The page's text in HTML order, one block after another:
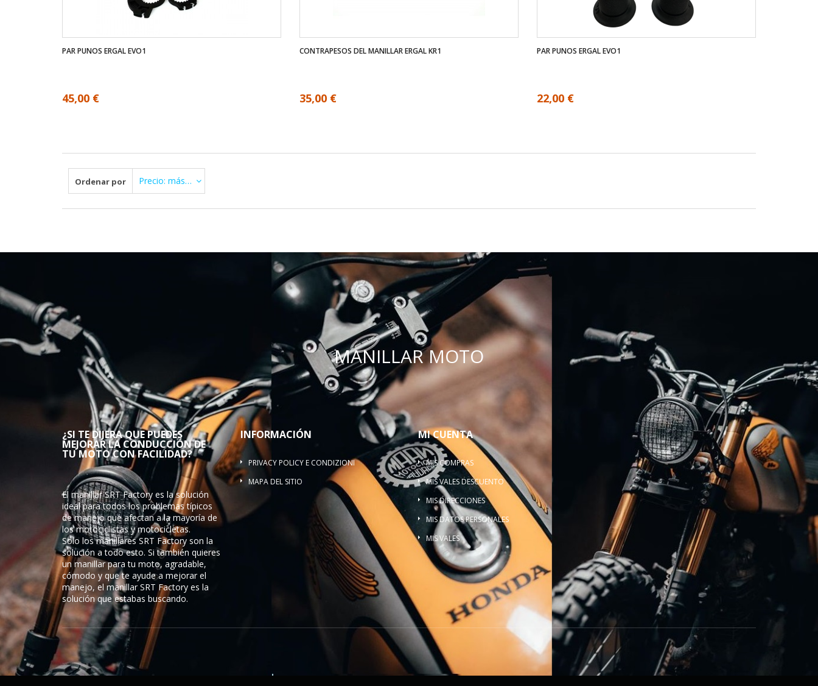
PAR PUNOS ERGAL EVO1
45,00 €
CONTRAPESOS DEL MANILLAR ERGAL KR1
35,00 €
PAR PUNOS ERGAL EVO1
22,00 €
Ordenar por Precio: más Alto primero
MANILLAR MOTO
¿SI TE DIJERA QUE PUEDES
MEJORAR LA CONDUCCIÓN DE
TU MOTO CON FACILIDAD?
El manillar SRT Factory es la solución
ideal para todos los problemas típicos
de manejo que afectan a la mayoría de
los motociclistas y motocicletas.
Solo los manillares SRT Factory son la
solución a todo esto. Si también quieres
un manillar para tu moto, agradable,
cómodo y que te ayude a mejorar el
manejo, el manillar SRT Factory es la
solución que estabas buscando.
INFORMACIÓN
PRIVACY POLICY E CONDIZIONI
MAPA DEL SITIO
MI CUENTA
MIS COMPRAS
MIS VALES DESCUENTO
MIS DIRECCIONES
MIS DATOS PERSONALES
MIS VALES